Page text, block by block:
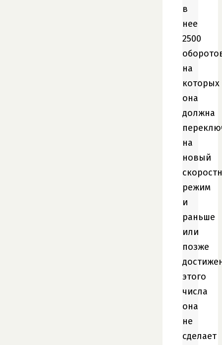
в
нее
2500
на
которых
она
должна
на
новый
режим
и
раньше
или
позже
этого
числа
она
не
сделает